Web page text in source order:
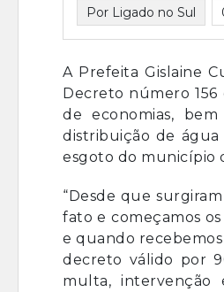
Por Ligado no Sul
A Prefeita Gislaine
Decreto número
de economias,
distribuição de água
esgoto do município
“Desde que
fato e começamos
e quando
decreto válido por
multa, intervenção